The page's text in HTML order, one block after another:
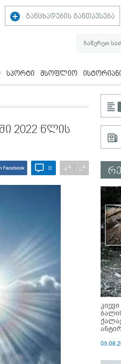
განცხადების განთავსება
სპორტი მსოფლიო
2022 წლის
0 +A −A